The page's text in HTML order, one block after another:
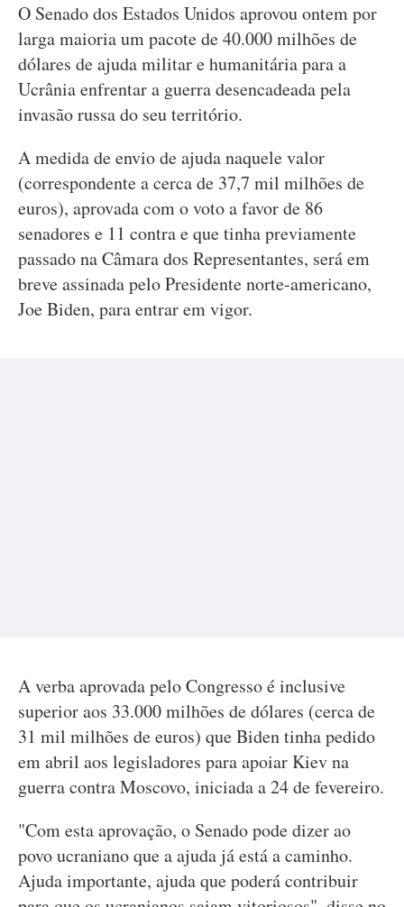
O Senado dos Estados Unidos aprovou ontem por
larga maioria um pacote de 40.000 milhões de
dólares de ajuda militar e humanitária para a
Ucrânia enfrentar a guerra desencadeada pela
invasão russa do seu território.
A medida de envio de ajuda naquele valor
(correspondente a cerca de 37,7 mil milhões de
euros), aprovada com o voto a favor de 86
senadores e 11 contra e que tinha previamente
passado na Câmara dos Representantes, será em
breve assinada pelo Presidente norte-americano,
Joe Biden, para entrar em vigor.
A verba aprovada pelo Congresso é inclusive
superior aos 33.000 milhões de dólares (cerca de
31 mil milhões de euros) que Biden tinha pedido
em abril aos legisladores para apoiar Kiev na
guerra contra Moscovo, iniciada a 24 de fevereiro.
"Com esta aprovação, o Senado pode dizer ao
povo ucraniano que a ajuda já está a caminho.
Ajuda importante, ajuda que poderá contribuir